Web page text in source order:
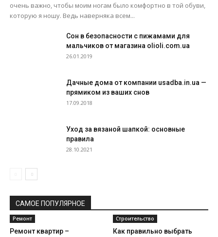
очень важно, чтобы моим ногам было комфортно в той обуви,
которую я ношу. Ведь наверняка всем...
Сон в безопасности с пижамами для
мальчиков от магазина olioli.com.ua
26.01.2019
Дачные дома от компании usadba.in.ua —
прямиком из ваших снов
17.09.2018
Уход за вязаной шапкой: основные
правила
28.10.2021
САМОЕ ПОПУЛЯРНОЕ
Ремонт
Ремонт квартир –
Строительство
Как правильно выбрать